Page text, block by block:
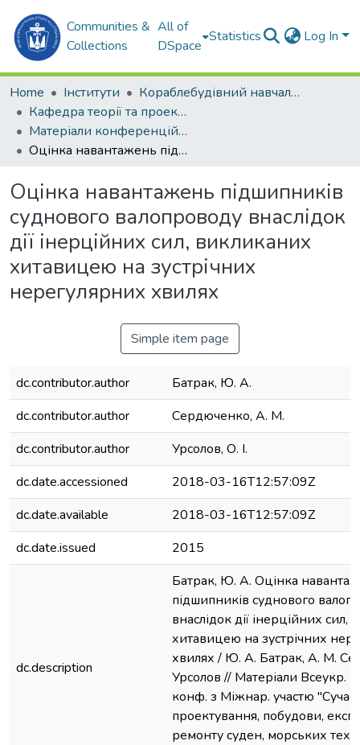
Communities &
Collections
All of
DSpace
Statistics Log In
Home Інститути
Кораблебудівний навчально-науковий інститут (КННІ)
Кафедра теорії та проектування суден (ТПС)
Матеріали конференцій (ТПС)
Оцінка навантажень підшипників суднового валопроводу внаслідок дії інерційних сил, викликаних хитавицею на зустрічних нерегулярних хвилях
Оцінка навантажень підшипників
суднового валопроводу внаслідок
дії інерційних сил, викликаних
хитавицею на зустрічних
нерегулярних хвилях
Simple item page
dc.contributor.author
Батрак, Ю. А.
dc.contributor.author
Сердюченко, А. М.
dc.contributor.author
Урсолов, О. І.
dc.date.accessioned
2018-03-16T12:57:09Z
dc.date.available
2018-03-16T12:57:09Z
dc.date.issued
2015
dc.description
Батрак, Ю. А. Оцінка
підшипників суднового
внаслідок дії інерційних сил,
хитавицею на зустрічних
хвилях / Ю. А. Батрак, А. М.
Урсолов // Матеріали Всеукр.
конф. з Міжнар. участю
проектування, побудови,
ремонту суден, морських